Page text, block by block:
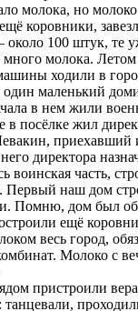
молока, но
коровники,
около 100 штук, те
молока.
ходили в
один маленький
в нем жили
в посёлке жил
приехавший
директора
воинская часть,
Первый наш дом
Помню, дом был
ещё
весь город,
Молоко с
пристроили